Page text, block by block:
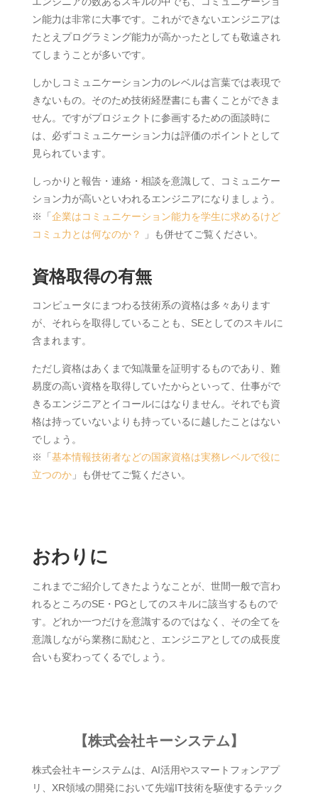
ン能力は非常に大事です。これができないエンジニアは
たとえプログラミング能力が高かったとしても敬遠され
てしまうことが多いです。
しかしコミュニケーション力のレベルは言葉では表現で
きないもの。そのため技術経歴書にも書くことができま
せん。ですがプロジェクトに参画するための面談時に
は、必ずコミュニケーション力は評価のポイントとして
見られています。
しっかりと報告・連絡・相談を意識して、コミュニケー
ション力が高いといわれるエンジニアになりましょう。
※「 企業はコミュニケーション能力を学生に求めるけど
コミュ力とは何なのか？
」も併せてご覧ください。
資格取得の有無
コンピュータにまつわる技術系の資格は多々あります
が、それらを取得していることも、SEとしてのスキルに
含まれます。
ただし資格はあくまで知識量を証明するものであり、難
易度の高い資格を取得していたからといって、仕事がで
きるエンジニアとイコールにはなりません。それでも資
格は持っていないよりも持っているに越したことはない
でしょう。
※「 基本情報技術者などの国家資格は実務レベルで役に
立つのか」も併せてご覧ください。
おわりに
これまでご紹介してきたようなことが、世間一般で言わ
れるところのSE・PGとしてのスキルに該当するもので
す。どれか一つだけを意識するのではなく、その全てを
意識しながら業務に励むと、エンジニアとしての成長度
合いも変わってくるでしょう。
【株式会社キーシステム】
株式会社キーシステムは、AI活用やスマートフォンアプ
リ、XR領域の開発において先端IT技術を駆使するテック